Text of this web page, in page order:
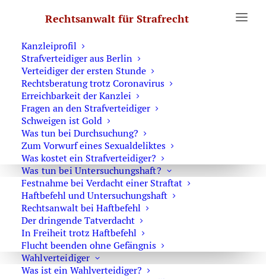
Rechtsanwalt für Strafrecht
Was Sie wissen sollten
Kanzleiprofil
Strafverteidiger aus Berlin
Verteidiger der ersten Stunde
Rechtsberatung trotz Coronavirus
Erreichbarkeit der Kanzlei
Fragen an den Strafverteidiger
Schweigen ist Gold
Was tun bei Durchsuchung?
Zum Vorwurf eines Sexualdeliktes
Was kostet ein Strafverteidiger?
Was tun bei Untersuchungshaft?
Festnahme bei Verdacht einer Straftat
Haftbefehl und Untersuchungshaft
Rechtsanwalt bei Haftbefehl
Der dringende Tatverdacht
In Freiheit trotz Haftbefehl
Flucht beenden ohne Gefängnis
Wahlverteidiger
Was ist ein Wahlverteidiger?
Organisierte Kriminalität